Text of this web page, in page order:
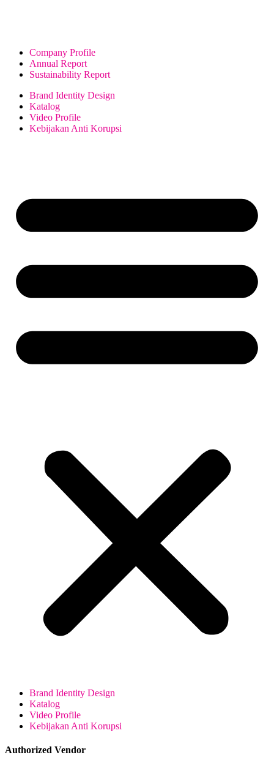
Company Profile
Annual Report
Sustainability Report
Brand Identity Design
Katalog
Video Profile
Kebijakan Anti Korupsi
Brand Identity Design
Katalog
Video Profile
Kebijakan Anti Korupsi
Authorized Vendor